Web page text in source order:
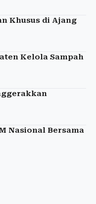
Khusus di Ajang
Kelola Sampah
Nasional Bersama